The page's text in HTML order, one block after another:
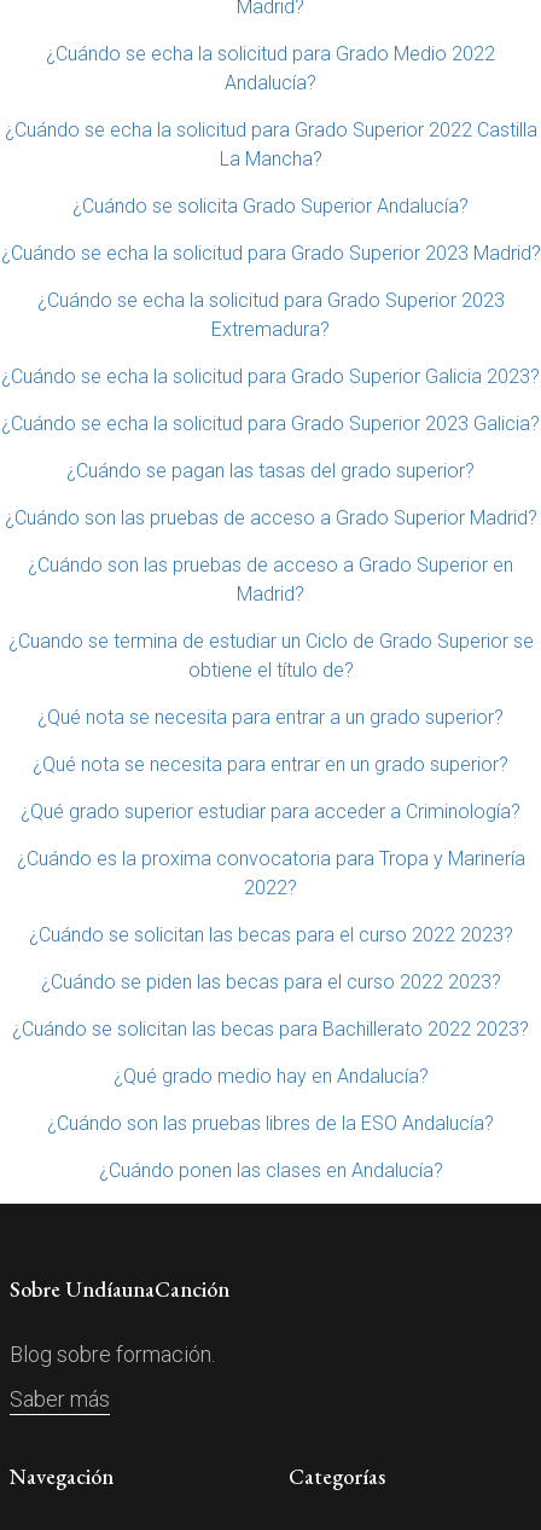
Madrid?
¿Cuándo se echa la solicitud para Grado Medio 2022
Andalucía?
¿Cuándo se echa la solicitud para Grado Superior 2022 Castilla
La Mancha?
¿Cuándo se solicita Grado Superior Andalucía?
¿Cuándo se echa la solicitud para Grado Superior 2023 Madrid?
¿Cuándo se echa la solicitud para Grado Superior 2023
Extremadura?
¿Cuándo se echa la solicitud para Grado Superior Galicia 2023?
¿Cuándo se echa la solicitud para Grado Superior 2023 Galicia?
¿Cuándo se pagan las tasas del grado superior?
¿Cuándo son las pruebas de acceso a Grado Superior Madrid?
¿Cuándo son las pruebas de acceso a Grado Superior en
Madrid?
¿Cuando se termina de estudiar un Ciclo de Grado Superior se
obtiene el título de?
¿Qué nota se necesita para entrar a un grado superior?
¿Qué nota se necesita para entrar en un grado superior?
¿Qué grado superior estudiar para acceder a Criminología?
¿Cuándo es la proxima convocatoria para Tropa y Marinería
2022?
¿Cuándo se solicitan las becas para el curso 2022 2023?
¿Cuándo se piden las becas para el curso 2022 2023?
¿Cuándo se solicitan las becas para Bachillerato 2022 2023?
¿Qué grado medio hay en Andalucía?
¿Cuándo son las pruebas libres de la ESO Andalucía?
¿Cuándo ponen las clases en Andalucía?
Sobre UndíaunaCanción
Blog sobre formación.
Saber más
Navegación Categorías